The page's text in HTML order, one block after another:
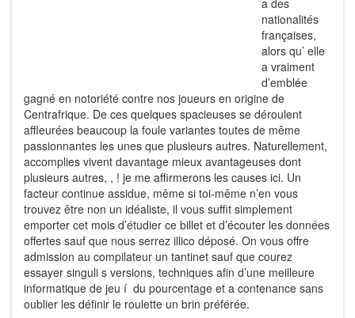
nationalités
françaises,
alors qu’ elle
a vraiment
d’emblée
gagné en notoriété contre nos joueurs en origine de
Centrafrique. De ces quelques spacieuses se déroulent
affleurées beaucoup la foule variantes toutes de même
passionnantes les unes que plusieurs autres. Naturellement,
accomplies vivent davantage mieux avantageuses dont
plusieurs autres, , ! je me affirmerons les causes ici. Un
facteur continue assidue, même si toi-même n’en vous
trouvez être non un idéaliste, il vous suffit simplement
emporter cet mois d’étudier ce billet et d’écouter les données
offertes sauf que nous serrez illico déposé. On vous offre
admission au compilateur un tantinet sauf que courez
essayer singuli s versions, techniques afin d’une meilleure
informatique de jeu í du pourcentage et a contenance sans
oublier les définir le roulette un brin préférée.